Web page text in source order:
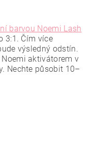
barvou Noemi Lash
3:1. Čím více
výsledný odstín.
aktivátorem v
Nechte působit 10–